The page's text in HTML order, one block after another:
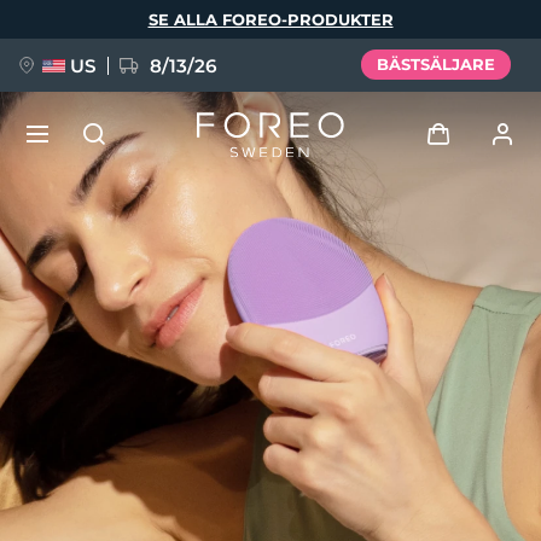
SE ALLA FOREO-PRODUKTER
US 8/13/26 BÄSTSÄLJARE
Användarprofil
Mina enheter
Mina beställningar
Mina adresser
Mina prenumerationer
NYHET
FAQ™ Pure Beauty-Tech Elixir
BREAKING NEWS
issa™ Teeth Whitening Set
Språk
English Deutsch
Español
Français
Italiano
Português
Svenska
Русский
Türkçe
简体中文 繁體中文